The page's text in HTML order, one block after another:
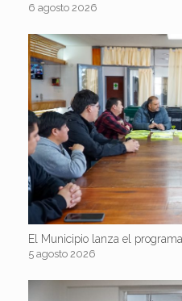
6 agosto 2026
El Municipio lanza el
5 agosto 2026